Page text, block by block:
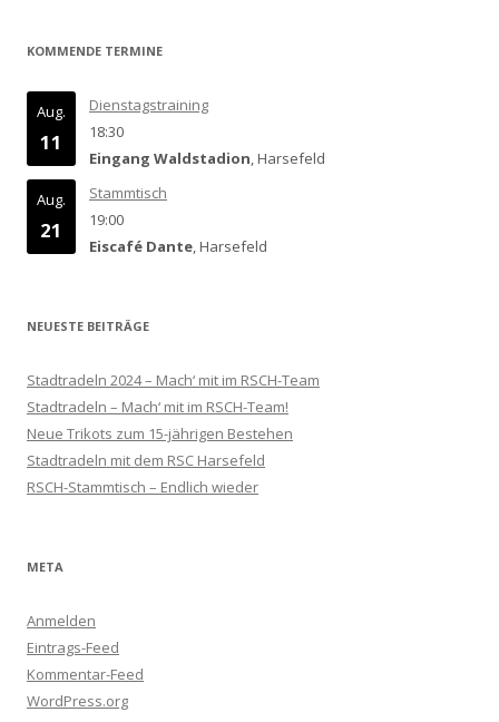
KOMMENDE TERMINE
Aug.
11
Dienstagstraining
18:30
Eingang Waldstadion, Harsefeld
Aug.
21
Stammtisch
19:00
Eiscafé Dante, Harsefeld
NEUESTE BEITRÄGE
Stadtradeln 2024 – Mach‘ mit im RSCH-Team
Stadtradeln – Mach‘ mit im RSCH-Team!
Neue Trikots zum 15-jährigen Bestehen
Stadtradeln mit dem RSC Harsefeld
RSCH-Stammtisch – Endlich wieder
META
Anmelden
Eintrags-Feed
Kommentar-Feed
WordPress.org